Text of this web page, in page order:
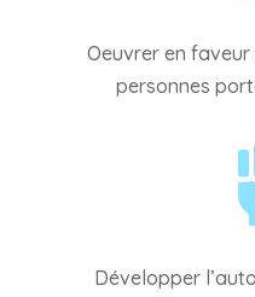
Oeuvrer en faveur
personnes
Développer